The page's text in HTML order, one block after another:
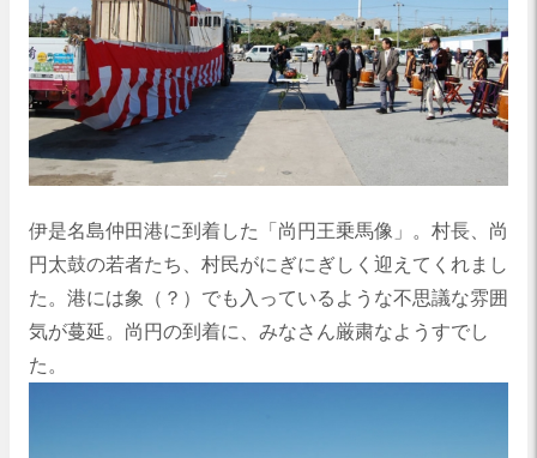
伊是名島仲田港に到着した「尚円王乗馬像」。村長、尚
円太鼓の若者たち、村民がにぎにぎしく迎えてくれまし
た。港には象（？）でも入っているような不思議な雰囲
気が蔓延。尚円の到着に、みなさん厳粛なようすでし
た。